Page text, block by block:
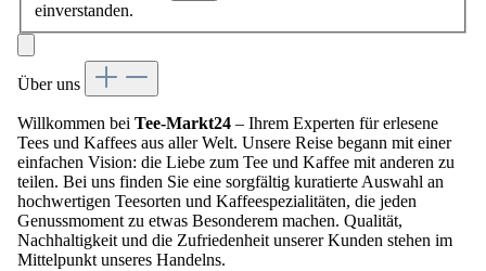
einverstanden.
Über uns
Willkommen bei Tee-Markt24 – Ihrem Experten für erlesene
Tees und Kaffees aus aller Welt. Unsere Reise begann mit einer
einfachen Vision: die Liebe zum Tee und Kaffee mit anderen zu
teilen. Bei uns finden Sie eine sorgfältig kuratierte Auswahl an
hochwertigen Teesorten und Kaffeespezialitäten, die jeden
Genussmoment zu etwas Besonderem machen. Qualität,
Nachhaltigkeit und die Zufriedenheit unserer Kunden stehen im
Mittelpunkt unseres Handelns.